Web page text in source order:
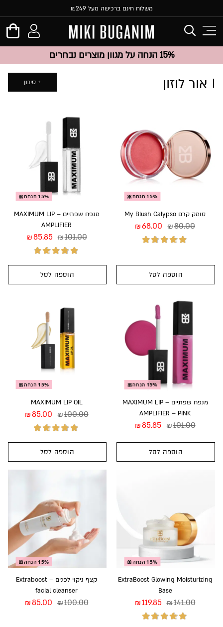
משלוח חינם ברכישה מעל ₪249
15% הנחה על מגוון מוצרים נבחרים
אור לוזון סינון
15% הנחה🎀
סומק קרם My Blush Calypso
₪80.00
₪68.00
הוספה לסל
15% הנחה🎀
מנפח שפתיים – MAXIMUM LIP
AMPLIFIER
₪101.00
₪85.85
הוספה לסל
15% הנחה🎀
מנפח שפתיים – MAXIMUM LIP
AMPLIFIER – PINK
₪101.00
₪85.85
הוספה לסל
15% הנחה🎀
MAXIMUM LIP OIL
₪100.00
₪85.00
הוספה לסל
15% הנחה🎀
ExtraBoost Glowing Moisturizing
Base
₪141.00
₪119.85
15% הנחה🎀
קצף ניקוי לפנים – Extraboost
facial cleanser
₪100.00
₪85.00